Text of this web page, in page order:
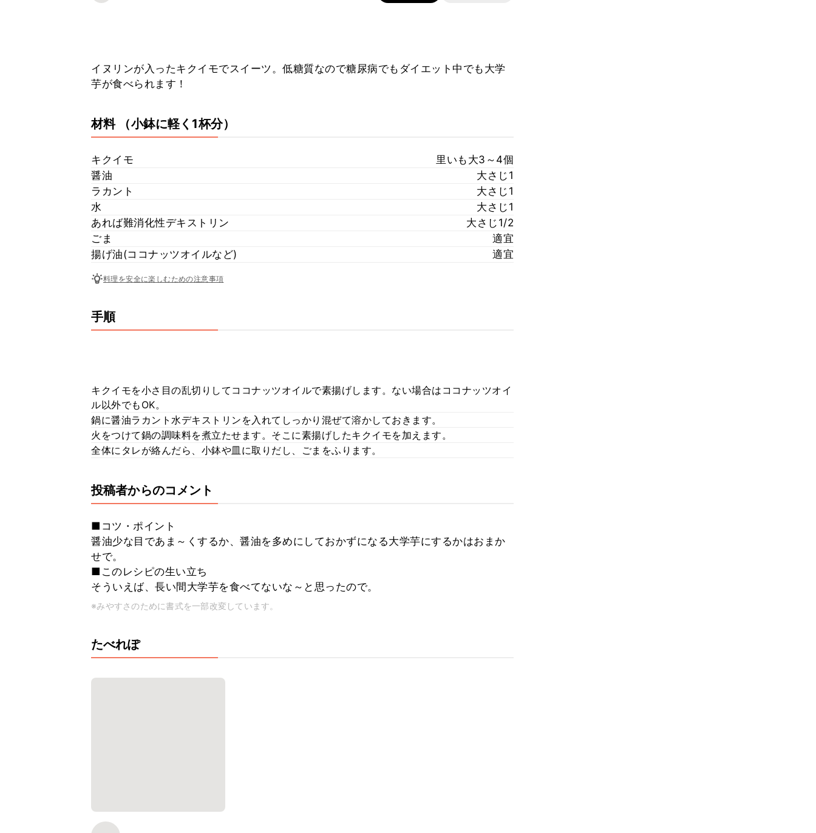
イヌリンが入ったキクイモでスイーツ。低糖質なので糖尿病でもダイエット中でも大学
芋が食べられます！
材料 （小鉢に軽く1杯分）
キクイモ
里いも大3～4個
醤油
大さじ1
ラカント
大さじ1
水
大さじ1
あれば難消化性デキストリン
大さじ1/2
ごま
適宜
揚げ油(ココナッツオイルなど)
適宜
料理を安全に楽しむための注意事項
手順
キクイモを小さ目の乱切りしてココナッツオイルで素揚げします。ない場合はココナッツオイ
ル以外でもOK。
鍋に醤油ラカント水デキストリンを入れてしっかり混ぜて溶かしておきます。
火をつけて鍋の調味料を煮立たせます。そこに素揚げしたキクイモを加えます。
全体にタレが絡んだら、小鉢や皿に取りだし、ごまをふります。
投稿者からのコメント
■コツ・ポイント
醤油少な目であま～くするか、醤油を多めにしておかずになる大学芋にするかはおまか
せで。
■このレシピの生い立ち
そういえば、長い間大学芋を食べてないな～と思ったので。
※みやすさのために書式を一部改変しています。
たべれぽ